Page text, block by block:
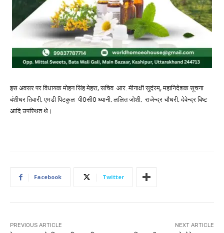
इस अवसर पर विधायक मोहन सिंह मेहरा, सचिव आर. मीनाक्षी सुदंरम्, महानिदेशक सूचना
बंशीधर तिवारी, एमडी पिटकुल पी0सी0 ध्यानी, ललित जोशी, राजेन्द्र चौधरी, देवेन्द्र बिष्ट
आदि उपस्थित थे।
Facebook Twitter
PREVIOUS ARTICLE NEXT ARTICLE